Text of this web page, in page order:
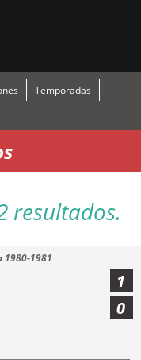
Temporadas
resultados.
1980-1981
1
0